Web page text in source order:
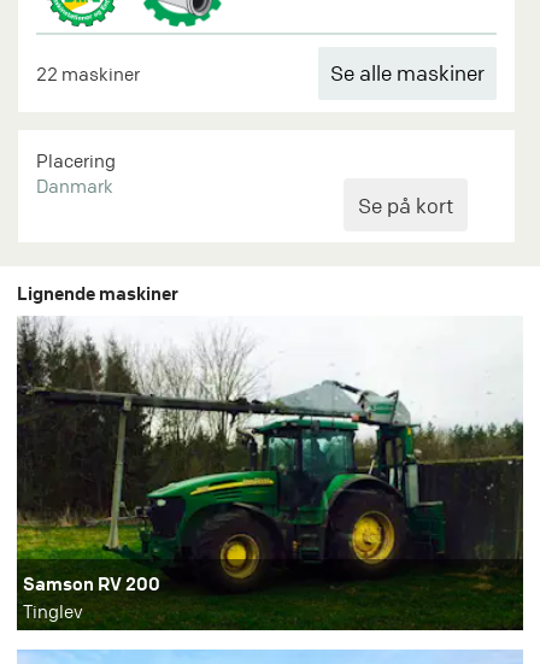
22 maskiner Se alle maskiner
Placering
Danmark
Lignende maskiner
Samson RV 200
Tinglev